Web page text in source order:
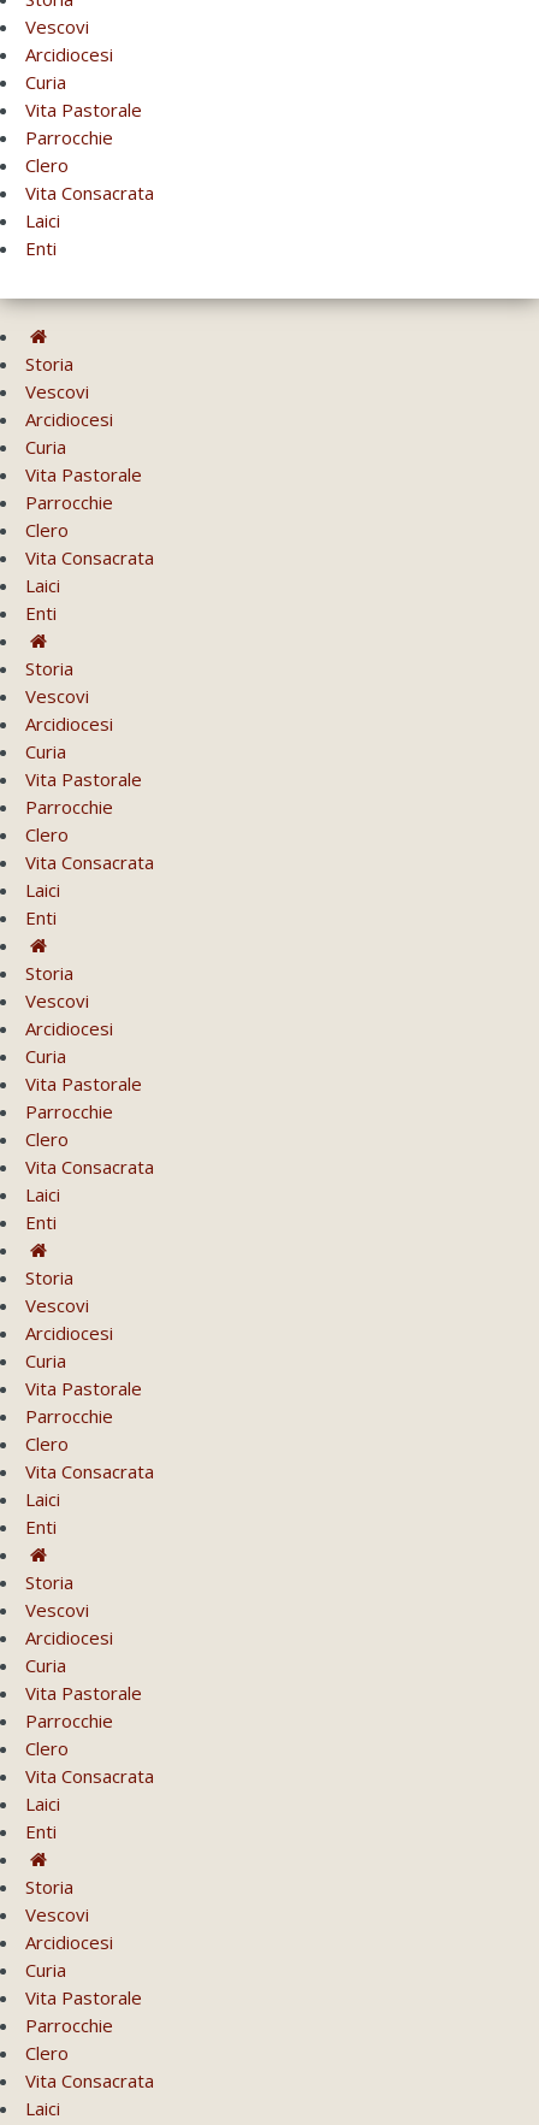
Vescovi
Arcidiocesi
Curia
Vita Pastorale
Parrocchie
Clero
Vita Consacrata
Laici
Enti
Storia
Vescovi
Arcidiocesi
Curia
Vita Pastorale
Parrocchie
Clero
Vita Consacrata
Laici
Enti
Storia
Vescovi
Arcidiocesi
Curia
Vita Pastorale
Parrocchie
Clero
Vita Consacrata
Laici
Enti
Storia
Vescovi
Arcidiocesi
Curia
Vita Pastorale
Parrocchie
Clero
Vita Consacrata
Laici
Enti
Storia
Vescovi
Arcidiocesi
Curia
Vita Pastorale
Parrocchie
Clero
Vita Consacrata
Laici
Enti
Storia
Vescovi
Arcidiocesi
Curia
Vita Pastorale
Parrocchie
Clero
Vita Consacrata
Laici
Enti
Storia
Vescovi
Arcidiocesi
Curia
Vita Pastorale
Parrocchie
Clero
Vita Consacrata
Laici